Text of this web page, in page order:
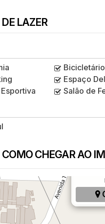
LAZER
Bicicletário
Espaço
Salão de
COMO CHEGAR AO
Rua